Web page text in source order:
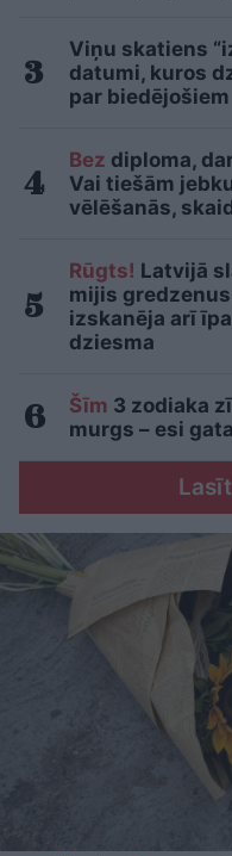
Viņu skatiens
datumi, kuros
par biedējošiem
Bez diploma,
Vai tiešām
vēlēšanās,
Rūgts! Latvijā
mijis
izskanēja arī
dziesma
Šīm 3 zodiaka
murgs – esi